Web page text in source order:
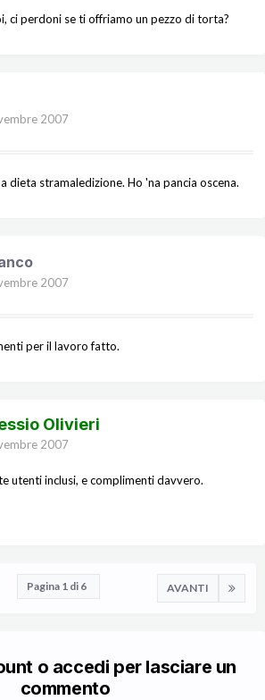
ci perdoni se ti offriamo un pezzo di torta?
2007
dieta stramaledizione. Ho 'na pancia oscena.
2007
per il lavoro fatto.
Olivieri
2007
utenti inclusi, e complimenti davvero.
AVANTI
Pagina 1 di 6
o accedi per lasciare un
commento